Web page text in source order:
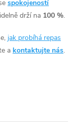
spokojeností
drží na 100 %.
jak probíhá repas
a kontaktujte nás.